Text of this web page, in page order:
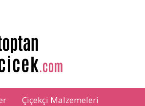
Çiçekçi Malzemeleri